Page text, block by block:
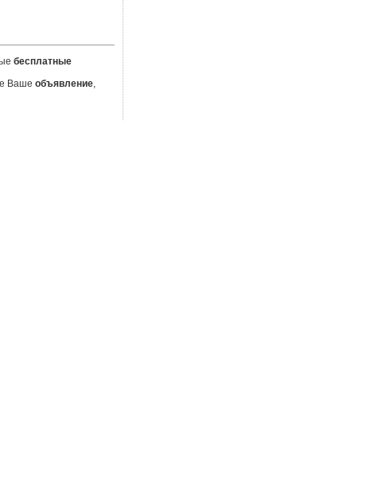
бесплатные
Ваше объявление,